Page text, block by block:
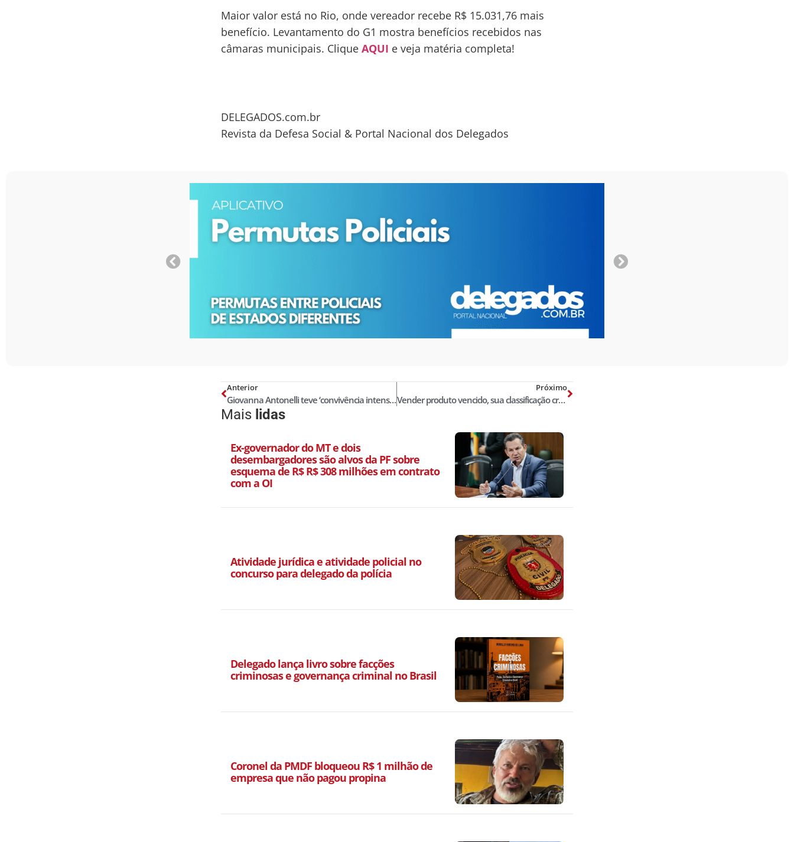
Maior valor está no Rio, onde vereador recebe R$ 15.031,76 mais
benefício. Levantamento do G1 mostra benefícios recebidos nas
câmaras municipais. CliqueAQUI e veja matéria completa!
DELEGADOS.com.br
Revista da Defesa Social & Portal Nacional dos Delegados
Anterior
Giovanna Antonelli teve ‘convivência intensa’ com delegadas para papel
Próximo
Vender produto vencido, sua classificação criminal e jurisprudência classificada
Mais lidas
Ex-governador do MT e dois
desembargadores são alvos da PF sobre
esquema de R$ R$ 308 milhões em contrato
com a OI
Atividade jurídica e atividade policial no
concurso para delegado da polícia
Delegado lança livro sobre facções
criminosas e governança criminal no Brasil
Coronel da PMDF bloqueou R$ 1 milhão de
empresa que não pagou propina